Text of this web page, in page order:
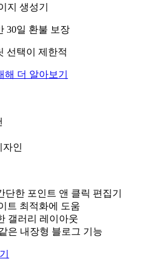
지 생성기
30일 환불 보장
선택이 제한적
해 더 알아보기
자인
단한 포인트 앤 클릭 편집기
트 최적화에 도움
갤러리 레이아웃
은 내장형 블로그 기능